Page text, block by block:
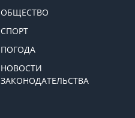
ОБЩЕСТВО
СПОРТ
ПОГОДА
НОВОСТИ
ЗАКОНОДАТЕЛЬСТВА